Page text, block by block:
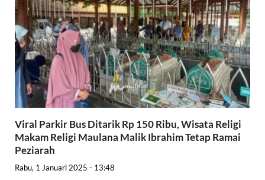
Viral Parkir Bus Ditarik Rp 150 Ribu, Wisata Religi
Makam Religi Maulana Malik Ibrahim Tetap Ramai
Peziarah
Rabu, 1 Januari 2025 - 13:48